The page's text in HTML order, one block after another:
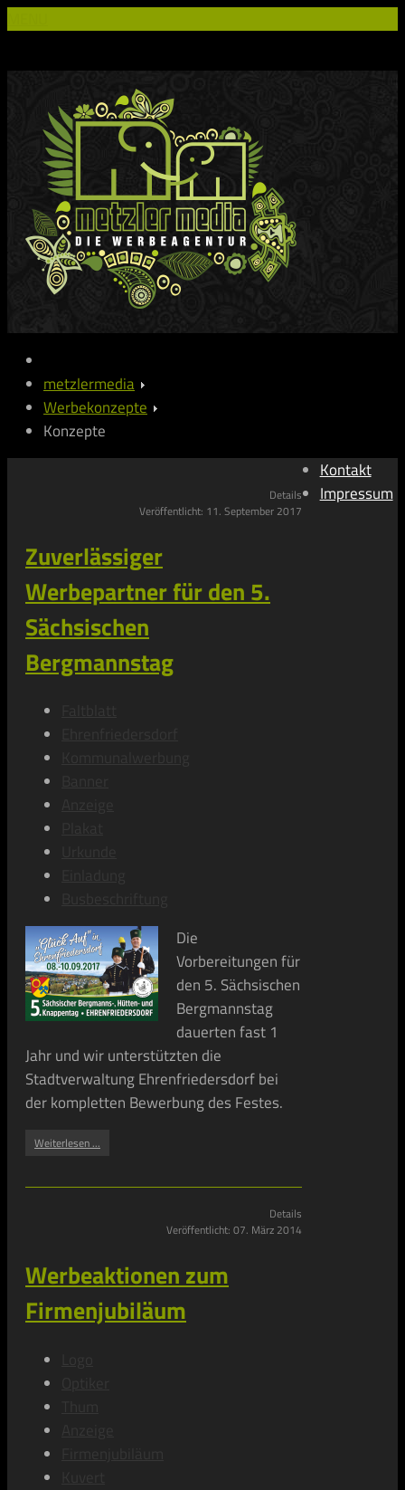
metzlermedia
Werbekonzepte
Konzepte
Details
Veröffentlicht: 11. September 2017
Zuverlässiger
Werbepartner für den 5.
Sächsischen
Bergmannstag
Die
Vorbereitungen für
den 5. Sächsischen
Bergmannstag
dauerten fast 1
Jahr und wir unterstützten die
Stadtverwaltung Ehrenfriedersdorf bei
der kompletten Bewerbung des Festes.
Weiterlesen ...
Details
Veröffentlicht: 07. März 2014
Werbeaktionen zum
Firmenjubiläum
Kontakt
Impressum